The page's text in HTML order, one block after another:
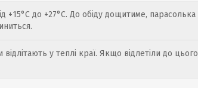
+15°C до +27°C. До обіду дощитиме, парасолька
у теплі краї. Якщо відлетіли до цього